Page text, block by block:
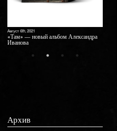
Август 6th, 2021
«Там» — новый альбом Александра
Иванова
Архив